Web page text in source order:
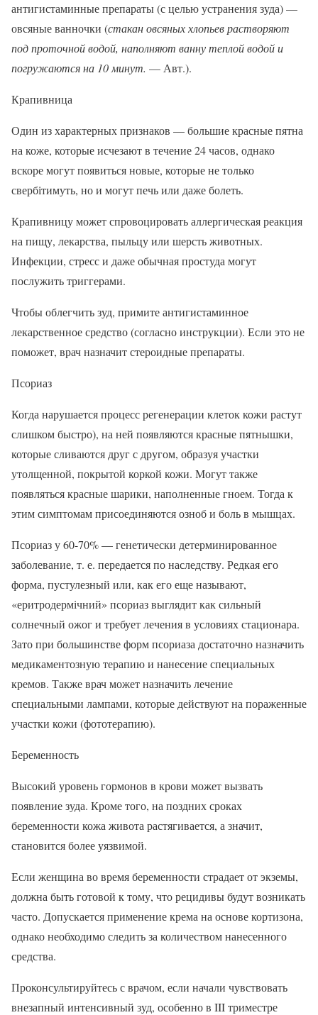
антигистаминные препараты (с целью устранения зуда) —
овсяные ванночки (стакан овсяных хлопьев растворяют
под проточной водой, наполняют ванну теплой водой и
погружаются на 10 минут. — Авт.).
Крапивница
Один из характерных признаков — большие красные пятна
на коже, которые исчезают в течение 24 часов, однако
вскоре могут появиться новые, которые не только
свербітимуть, но и могут печь или даже болеть.
Крапивницу может спровоцировать аллергическая реакция
на пищу, лекарства, пыльцу или шерсть животных.
Инфекции, стресс и даже обычная простуда могут
послужить триггерами.
Чтобы облегчить зуд, примите антигистаминное
лекарственное средство (согласно инструкции). Если это не
поможет, врач назначит стероидные препараты.
Псориаз
Когда нарушается процесс регенерации клеток кожи растут
слишком быстро), на ней появляются красные пятнышки,
которые сливаются друг с другом, образуя участки
утолщенной, покрытой коркой кожи. Могут также
появляться красные шарики, наполненные гноем. Тогда к
этим симптомам присоединяются озноб и боль в мышцах.
Псориаз у 60-70% — генетически детерминированное
заболевание, т. е. передается по наследству. Редкая его
форма, пустулезный или, как его еще называют,
«еритродермічний» псориаз выглядит как сильный
солнечный ожог и требует лечения в условиях стационара.
Зато при большинстве форм псориаза достаточно назначить
медикаментозную терапию и нанесение специальных
кремов. Также врач может назначить лечение
специальными лампами, которые действуют на пораженные
участки кожи (фототерапию).
Беременность
Высокий уровень гормонов в крови может вызвать
появление зуда. Кроме того, на поздних сроках
беременности кожа живота растягивается, а значит,
становится более уязвимой.
Если женщина во время беременности страдает от экземы,
должна быть готовой к тому, что рецидивы будут возникать
часто. Допускается применение крема на основе кортизона,
однако необходимо следить за количеством нанесенного
средства.
Проконсультируйтесь с врачом, если начали чувствовать
внезапный интенсивный зуд, особенно в III триместре